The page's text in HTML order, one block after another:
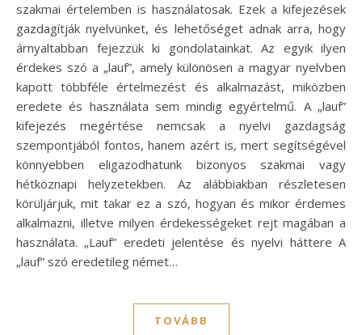
szakmai értelemben is használatosak. Ezek a kifejezések
gazdagítják nyelvünket, és lehetőséget adnak arra, hogy
árnyaltabban fejezzük ki gondolatainkat. Az egyik ilyen
érdekes szó a „lauf”, amely különösen a magyar nyelvben
kapott többféle értelmezést és alkalmazást, miközben
eredete és használata sem mindig egyértelmű. A „lauf”
kifejezés megértése nemcsak a nyelvi gazdagság
szempontjából fontos, hanem azért is, mert segítségével
könnyebben eligazodhatunk bizonyos szakmai vagy
hétköznapi helyzetekben. Az alábbiakban részletesen
körüljárjuk, mit takar ez a szó, hogyan és mikor érdemes
alkalmazni, illetve milyen érdekességeket rejt magában a
használata. „Lauf” eredeti jelentése és nyelvi háttere A
„lauf” szó eredetileg német…
TOVÁBB